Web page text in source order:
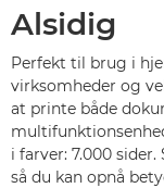
Alsidig
Perfekt til brug i
virksomheder og
at printe både
i farver: 7.000
så du kan opnå